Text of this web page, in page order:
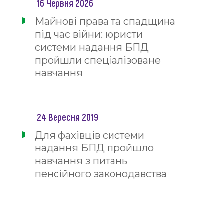
16 Червня 2026
Майнові права та спадщина
під час війни: юристи
системи надання БПД
пройшли спеціалізоване
навчання
24 Вересня 2019
Для фахівців системи
надання БПД пройшло
навчання з питань
пенсійного законодавства